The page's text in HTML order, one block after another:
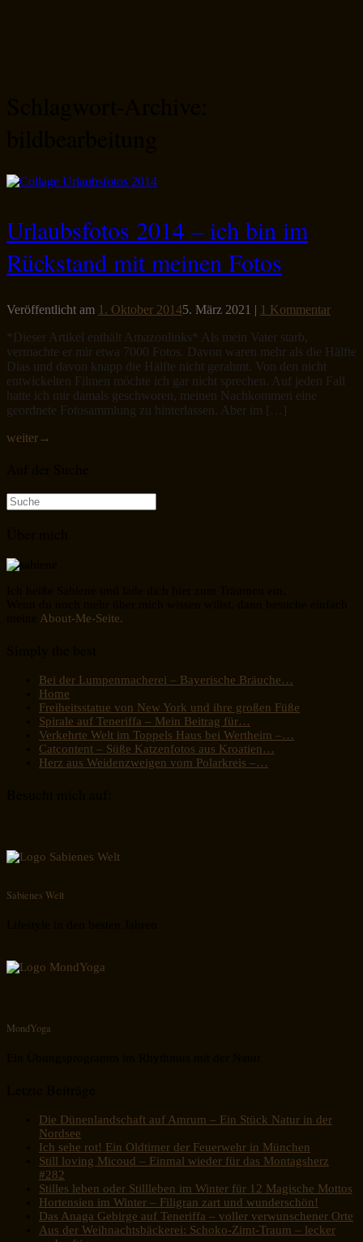
Urlaubsfotos 2014 – ich bin im
Rückstand mit meinen Fotos
Veröffentlicht am 1. Oktober 20145. März 2021 | 1 Kommentar
*Dieser Artikel enthält Amazonlinks* Als mein Vater starb,
vermachte er mir etwa 7000 Fotos. Davon waren mehr als die Hälfte
Dias und davon knapp die Hälfte nicht gerahmt. Von den nicht
entwickelten Filmen möchte ich gar nicht sprechen. Auf jeden Fall
hatte ich mir damals geschworen, meinen Nachkommen eine
geordnete Fotosammlung zu hinterlassen. Aber im […]
weiter→
Suche
nach:
About-Me-Seite.
Bei der Lumpenmacherei – Bayerische Bräuche…
Home
Freiheitsstatue von New York und ihre großen Füße
Spirale auf Teneriffa – Mein Beitrag für…
Verkehrte Welt im Toppels Haus bei Wertheim –…
Catcontent – Süße Katzenfotos aus Kroatien…
Herz aus Weidenzweigen vom Polarkreis –…
Sabienes Welt
MondYoga
Die Dünenlandschaft auf Amrum – Ein Stück Natur in der
Nordsee
Ich sehe rot! Ein Oldtimer der Feuerwehr in München
Still loving Micoud – Einmal wieder für das Montagsherz
#282
Stilles leben oder Stillleben im Winter für 12 Magische Mottos
Hortensien im Winter – Filigran zart und wunderschön!
Das Anaga Gebirge auf Teneriffa – voller verwunschener Orte
Aus der Weihnachtsbäckerei: Schoko-Zimt-Traum – lecker